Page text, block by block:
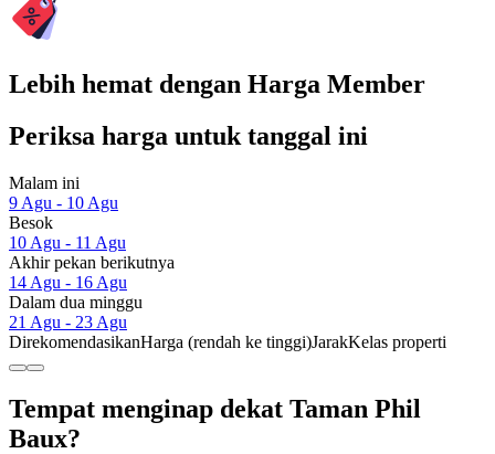
Lebih hemat dengan Harga Member
Periksa harga untuk tanggal ini
Malam ini
9 Agu - 10 Agu
Besok
10 Agu - 11 Agu
Akhir pekan berikutnya
14 Agu - 16 Agu
Dalam dua minggu
21 Agu - 23 Agu
DirekomendasikanHarga (rendah ke tinggi)JarakKelas properti
Tempat menginap dekat Taman Phil
Baux?